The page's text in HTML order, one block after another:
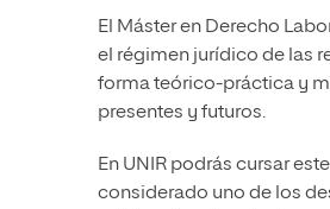
El Máster en Derecho
el régimen jurídico de las
forma teórico-práctica y
presentes y futuros.
En UNIR podrás cursar este
considerado uno de los